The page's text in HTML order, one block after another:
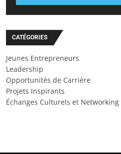
CATÉGORIES
Jeunes Entrepreneurs
Leadership
Opportunités de Carrière
Projets Inspirants
Échanges Culturels et Networking